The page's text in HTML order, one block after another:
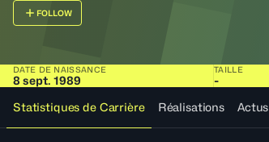
FOLLOW
DATE DE NAISSANCE
8 sept. 1989
TAILLE
-
Statistiques de Carrière
Réalisations Actus